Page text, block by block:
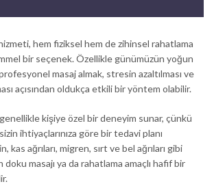
hem fiziksel hem de zihinsel rahatlama
bir seçenek. Özellikle günümüzün yoğun
masaj almak, stresin azaltılması ve
açısından oldukça etkili bir yöntem olabilir.
kişiye özel bir deneyim sunar, çünkü
ihtiyaçlarınıza göre bir tedavi planı
kas ağrıları, migren, sırt ve bel ağrıları gibi
masajı ya da rahatlama amaçlı hafif bir